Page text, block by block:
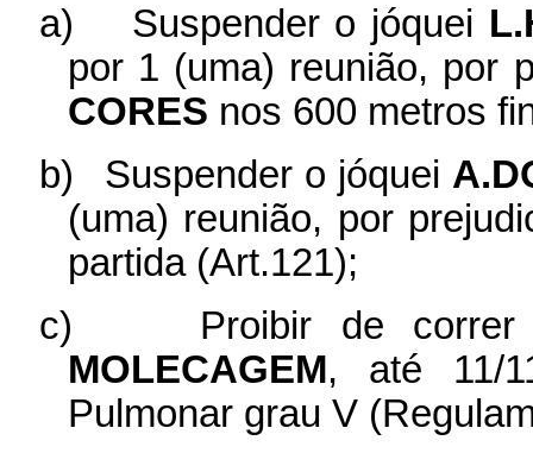
a) Suspender o jóquei
por 1 (uma) reunião, por
CORES nos 600 metros
b)
Suspender o jóquei
(uma) reunião, por
partida (Art.121);
c)
Proibir de
MOLECAGEM, até 11/
Pulmonar grau V